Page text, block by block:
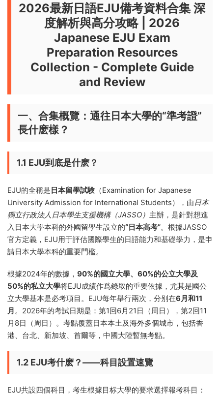
2026最新日語EJU備考資料合集 深
度解析與高分攻略| 2026
Japanese EJU Exam
Preparation Resources
Collection - Complete Guide
and Review
一、合集概覽：通往日本大學的“準考證”
長什麽樣？
1.1 EJU到底是什麽？
EJU的全稱是日本留學試験 （Examination for Japanese
University Admission for International Students），由日本
獨立行政法人日本學生支援機構（JASSO） 主辦，是針對想進
入日本大學本科的外國留學生設立的“日本高考”。根據JASSO
官方定義，EJU用于評估國際學生的日語能力和基礎學力，是申
請日本大學本科的重要門檻。
根據2024年的數據， 90%的國立大學、60%的公立大學及
50%的私立大學将EJU成績作爲錄取的重要依據，尤其是國公
立大學基本是必考項目。EJU每年舉行兩次，分别在6月和11
月 。2026年的考試日期是：第1回6月21日（周日），第2回11
月8日（周日）。考點覆蓋日本本土及海外多個城市，包括香
港、台北、新加坡、首爾等，中國大陸暫無考點。
1.2 EJU考什麽？——科目設置速覽
EJU共設四個科目，考生根據目标大學的要求選擇報考科目：